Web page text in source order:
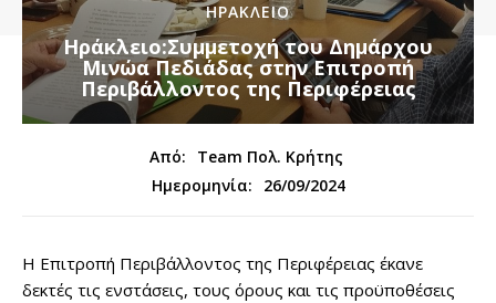
ΗΡΑΚΛΕΙΟ
Ηράκλειο:Συμμετοχή του Δημάρχου
Μινώα Πεδιάδας στην Επιτροπή
Περιβάλλοντος της Περιφέρειας
Από:
Team Πολ. Κρήτης
Ημερομηνία:
26/09/2024
Η Επιτροπή Περιβάλλοντος της Περιφέρειας έκανε
δεκτές τις ενστάσεις, τους όρους και τις προϋποθέσεις